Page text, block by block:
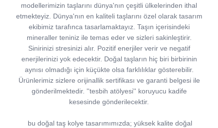
modellerimizin taşlarını dünya'nın çeşitli ülkelerinden ithal
etmekteyiz. Dünya'nın en kaliteli taşlarını özel olarak tasarım
ekibimiz tarafınca tasarlamaktayız. Taşın içerisindeki
mineraller teniniz ile temas eder ve sizleri sakinleştirir.
Sinirinizi stresinizi alır. Pozitif enerjiler verir ve negatif
enerjilerinizi yok edecektir. Doğal taşların hiç biri birbirinin
aynısı olmadığı için küçükte olsa farklılıklar gösterebilir.
Ürünlerimiz sizlere orijinallik sertifikası ve garanti belgesi ile
gönderilmektedir. ''tesbih atölyesi'' koruyucu kadife
kesesinde gönderilecektir.
bu doğal taş kolye tasarımımızda; yüksek kalite doğal